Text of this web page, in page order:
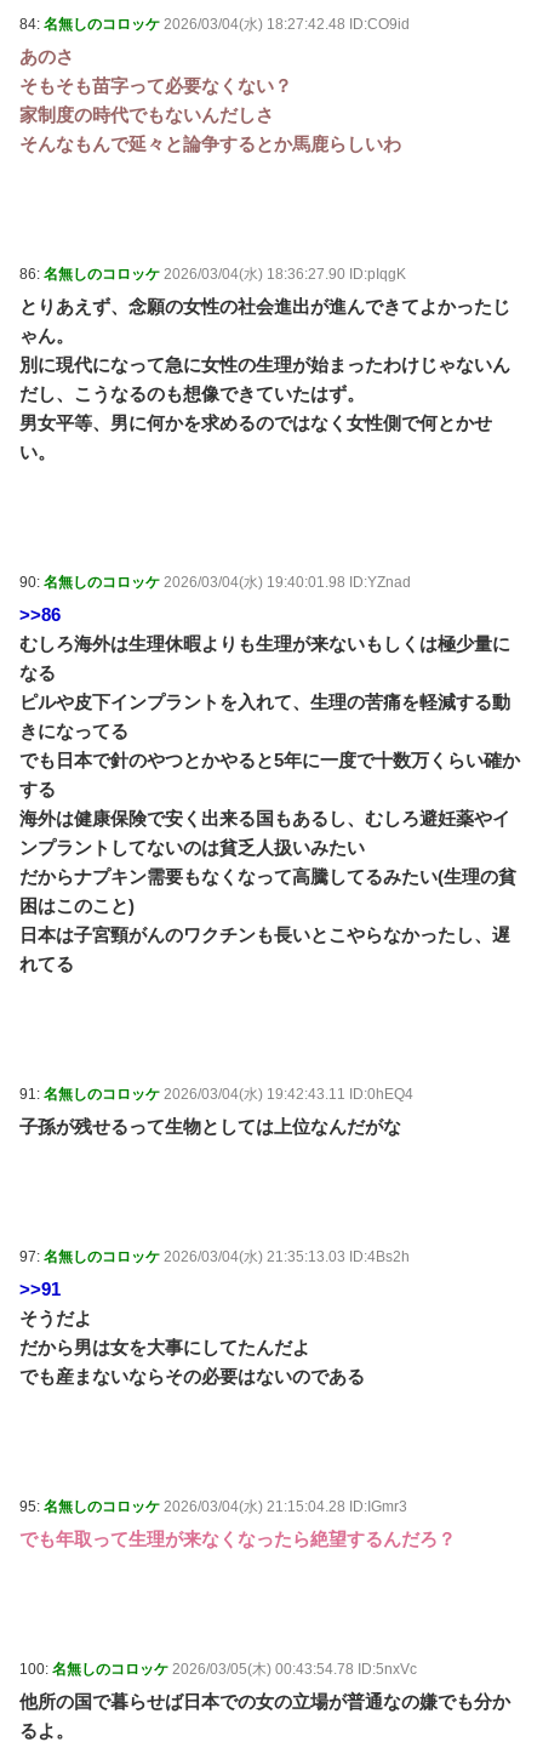
84: 名無しのコロッケ 2026/03/04(水) 18:27:42.48 ID:CO9id
あのさ
そもそも苗字って必要なくない？
家制度の時代でもないんだしさ
そんなもんで延々と論争するとか馬鹿らしいわ
86: 名無しのコロッケ 2026/03/04(水) 18:36:27.90 ID:pIqgK
とりあえず、念願の女性の社会進出が進んできてよかったじ
ゃん。
別に現代になって急に女性の生理が始まったわけじゃないん
だし、こうなるのも想像できていたはず。
男女平等、男に何かを求めるのではなく女性側で何とかせ
い。
90: 名無しのコロッケ 2026/03/04(水) 19:40:01.98 ID:YZnad
>>86
むしろ海外は生理休暇よりも生理が来ないもしくは極少量に
なる
ピルや皮下インプラントを入れて、生理の苦痛を軽減する動
きになってる
でも日本で針のやつとかやると5年に一度で十数万くらい確か
する
海外は健康保険で安く出来る国もあるし、むしろ避妊薬やイ
ンプラントしてないのは貧乏人扱いみたい
だからナプキン需要もなくなって高騰してるみたい(生理の貧
困はこのこと)
日本は子宮頸がんのワクチンも長いとこやらなかったし、遅
れてる
91: 名無しのコロッケ 2026/03/04(水) 19:42:43.11 ID:0hEQ4
子孫が残せるって生物としては上位なんだがな
97: 名無しのコロッケ 2026/03/04(水) 21:35:13.03 ID:4Bs2h
>>91
そうだよ
だから男は女を大事にしてたんだよ
でも産まないならその必要はないのである
95: 名無しのコロッケ 2026/03/04(水) 21:15:04.28 ID:IGmr3
でも年取って生理が来なくなったら絶望するんだろ？
100: 名無しのコロッケ 2026/03/05(木) 00:43:54.78 ID:5nxVc
他所の国で暮らせば日本での女の立場が普通なの嫌でも分か
るよ。